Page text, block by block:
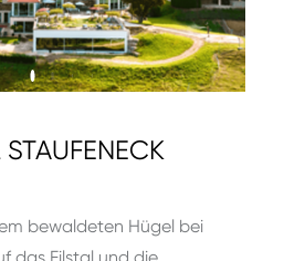
bewaldeten Hügel bei